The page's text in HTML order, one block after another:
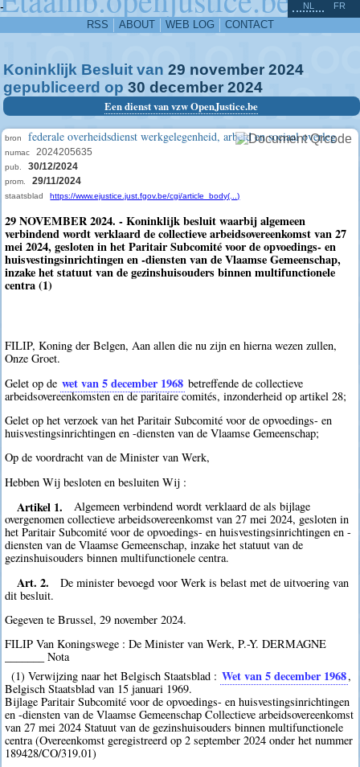
-
RSS ABOUT WEB LOG CONTACT
NL FR
Koninklijk Besluit van 29 november 2024
gepubliceerd op 30 december 2024
Een dienst van vzw OpenJustice.be
bron federale overheidsdienst werkgelegenheid, arbeid en sociaal overleg
numac 2024205635
pub. 30/12/2024
prom. 29/11/2024
staatsblad https://www.ejustice.just.fgov.be/cgi/article_body(...)
29 NOVEMBER 2024. - Koninklijk besluit waarbij algemeen
verbindend wordt verklaard de collectieve arbeidsovereenkomst van 27
mei 2024, gesloten in het Paritair Subcomité voor de opvoedings- en
huisvestingsinrichtingen en -diensten van de Vlaamse Gemeenschap,
inzake het statuut van de gezinshuisouders binnen multifunctionele
centra (1)
FILIP, Koning der Belgen, Aan allen die nu zijn en hierna wezen zullen,
Onze Groet.
Gelet op de wet van 5 december 1968 betreffende de collectieve
arbeidsovereenkomsten en de paritaire comités, inzonderheid op artikel 28;
Gelet op het verzoek van het Paritair Subcomité voor de opvoedings- en
huisvestingsinrichtingen en -diensten van de Vlaamse Gemeenschap;
Op de voordracht van de Minister van Werk,
Hebben Wij besloten en besluiten Wij :
Artikel 1.
Algemeen verbindend wordt verklaard de als bijlage
overgenomen collectieve arbeidsovereenkomst van 27 mei 2024, gesloten in
het Paritair Subcomité voor de opvoedings- en huisvestingsinrichtingen en -
diensten van de Vlaamse Gemeenschap, inzake het statuut van de
gezinshuisouders binnen multifunctionele centra.
Art. 2.
De minister bevoegd voor Werk is belast met de uitvoering van
dit besluit.
Gegeven te Brussel, 29 november 2024.
FILIP Van Koningswege : De Minister van Werk, P.-Y. DERMAGNE
_______ Nota
(1) Verwijzing naar het Belgisch Staatsblad : Wet van 5 december 1968,
Belgisch Staatsblad van 15 januari 1969.
Bijlage Paritair Subcomité voor de opvoedings- en huisvestingsinrichtingen
en -diensten van de Vlaamse Gemeenschap Collectieve arbeidsovereenkomst
van 27 mei 2024 Statuut van de gezinshuisouders binnen multifunctionele
centra (Overeenkomst geregistreerd op 2 september 2024 onder het nummer
189428/CO/319.01)
^